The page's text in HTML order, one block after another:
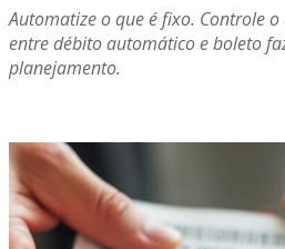
Automatize o que é fixo. Controle
entre débito automático e boleto
planejamento.